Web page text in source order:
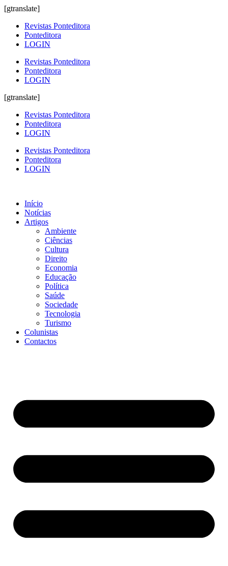
[gtranslate]
Revistas Ponteditora
Ponteditora
LOGIN
Revistas Ponteditora
Ponteditora
LOGIN
[gtranslate]
Revistas Ponteditora
Ponteditora
LOGIN
Revistas Ponteditora
Ponteditora
LOGIN
Início
Notícias
Artigos
Ambiente
Ciências
Cultura
Direito
Economia
Educação
Política
Saúde
Sociedade
Tecnologia
Turismo
Colunistas
Contactos